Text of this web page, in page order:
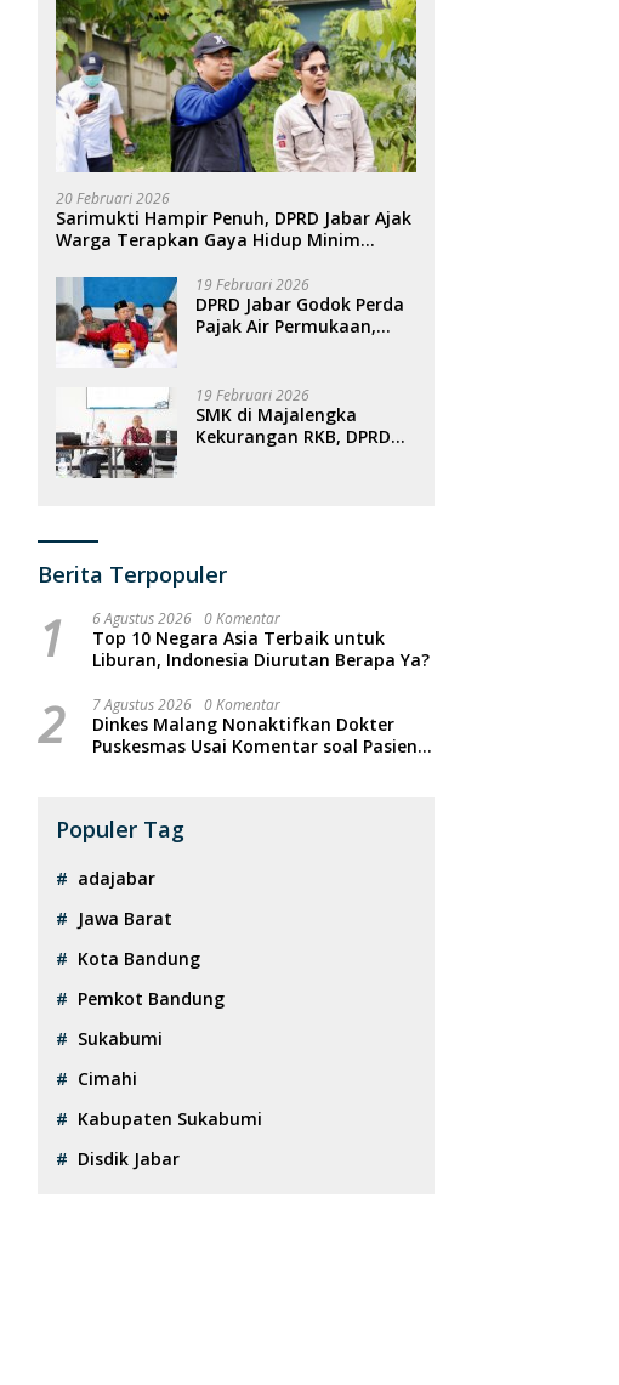
20 Februari 2026
Sarimukti Hampir Penuh, DPRD Jabar Ajak
Warga Terapkan Gaya Hidup Minim
19 Februari 2026
DPRD Jabar Godok Perda
Pajak Air Permukaan,
19 Februari 2026
SMK di Majalengka
Kekurangan RKB, DPRD
Berita Terpopuler
1 6 Agustus 2026 0 Komentar
Top 10 Negara Asia Terbaik untuk
Liburan, Indonesia Diurutan Berapa Ya?
2 7 Agustus 2026 0 Komentar
Dinkes Malang Nonaktifkan Dokter
Puskesmas Usai Komentar soal Pasien
Populer Tag
adajabar
Jawa Barat
Kota Bandung
Pemkot Bandung
Sukabumi
Cimahi
Kabupaten Sukabumi
Disdik Jabar